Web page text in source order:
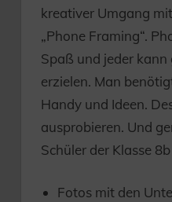
kreativer Umgang
„Phone Framing“.
Spaß und jeder kann
erzielen. Man
Handy und Ideen.
ausprobieren. Und
Schüler der Klasse
Fotos mit den